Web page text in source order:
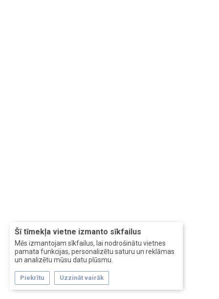
Šī tīmekļa vietne izmanto sīkfailus
Mēs izmantojam sīkfailus, lai nodrošinātu vietnes
pamata funkcijas, personalizētu saturu un reklāmas
un analizētu mūsu datu plūsmu.
Piekrītu Uzzināt vairāk